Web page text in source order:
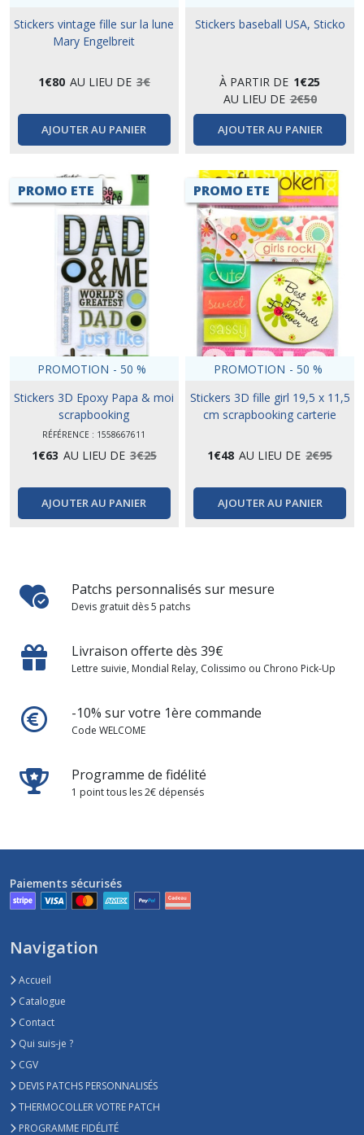
Stickers vintage fille sur la lune
Mary Engelbreit
1€80 AU LIEU DE 3€
AJOUTER AU PANIER
Stickers baseball USA, Sticko
À PARTIR DE 1€25
AU LIEU DE 2€50
AJOUTER AU PANIER
PROMO ETE
PROMOTION - 50 %
Stickers 3D Epoxy Papa & moi
scrapbooking
RÉFÉRENCE : 1558667611
1€63 AU LIEU DE 3€25
AJOUTER AU PANIER
PROMO ETE
PROMOTION - 50 %
Stickers 3D fille girl 19,5 x 11,5
cm scrapbooking carterie
1€48 AU LIEU DE 2€95
AJOUTER AU PANIER
Patchs personnalisés sur mesure
Devis gratuit dès 5 patchs
Livraison offerte dès 39€
Lettre suivie, Mondial Relay, Colissimo ou Chrono Pick-Up
-10% sur votre 1ère commande
Code WELCOME
Programme de fidélité
1 point tous les 2€ dépensés
Paiements sécurisés
Navigation
Accueil
Catalogue
Contact
Qui suis-je ?
CGV
DEVIS PATCHS PERSONNALISÉS
THERMOCOLLER VOTRE PATCH
PROGRAMME FIDÉLITÉ